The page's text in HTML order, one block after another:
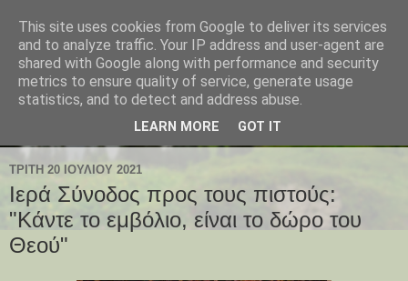
ΤΡΊΤΗ 20 ΙΟΥΛΊΟΥ 2021
Ιερά Σύνοδος προς τους πιστούς:
"Κάντε το εμβόλιο, είναι το δώρο του
Θεού"
This site uses cookies from Google to deliver its services
and to analyze traffic. Your IP address and user-agent are
shared with Google along with performance and security
metrics to ensure quality of service, generate usage
statistics, and to detect and address abuse.
LEARN MORE GOT IT